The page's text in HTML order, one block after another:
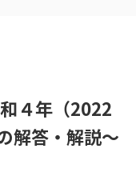
４年（2022
解答・解説～